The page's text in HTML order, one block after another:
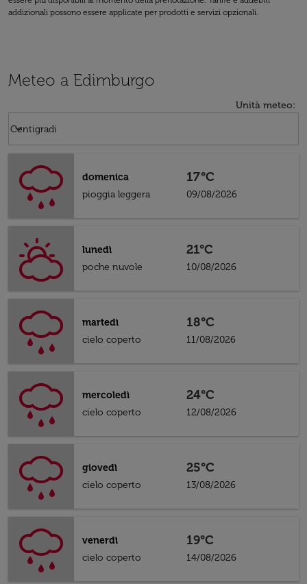
addizionali possono essere applicate per prodotti e servizi opzionali.
Meteo a Edimburgo
Unità meteo:
Centigradi
keyboard_arrow_down
domenica
pioggia leggera
17°C
09/08/2026
lunedì
poche nuvole
21°C
10/08/2026
martedì
cielo coperto
18°C
11/08/2026
mercoledì
cielo coperto
24°C
12/08/2026
giovedì
cielo coperto
25°C
13/08/2026
venerdì
cielo coperto
19°C
14/08/2026